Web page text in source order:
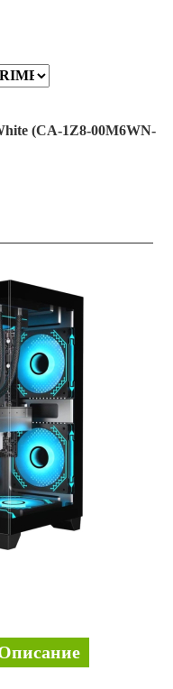
(CA-1Z8-00M6WN-